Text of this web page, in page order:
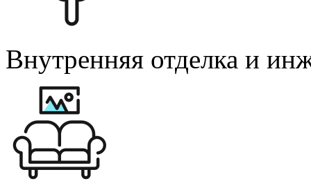
Внутренняя отделка и